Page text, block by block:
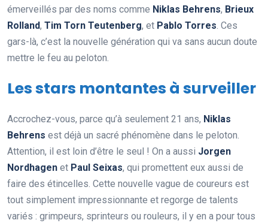
émerveillés par des noms comme Niklas Behrens, Brieux
Rolland, Tim Torn Teutenberg, et Pablo Torres. Ces
gars-là, c’est la nouvelle génération qui va sans aucun doute
mettre le feu au peloton.
Les stars montantes à surveiller
Accrochez-vous, parce qu’à seulement 21 ans, Niklas
Behrens est déjà un sacré phénomène dans le peloton.
Attention, il est loin d’être le seul ! On a aussi Jorgen
Nordhagen et Paul Seixas, qui promettent eux aussi de
faire des étincelles. Cette nouvelle vague de coureurs est
tout simplement impressionnante et regorge de talents
variés : grimpeurs, sprinteurs ou rouleurs, il y en a pour tous